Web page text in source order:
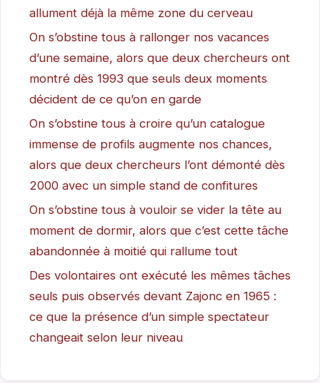
allument déjà la même zone du cerveau
On s’obstine tous à rallonger nos vacances
d’une semaine, alors que deux chercheurs ont
montré dès 1993 que seuls deux moments
décident de ce qu’on en garde
On s’obstine tous à croire qu’un catalogue
immense de profils augmente nos chances,
alors que deux chercheurs l’ont démonté dès
2000 avec un simple stand de confitures
On s’obstine tous à vouloir se vider la tête au
moment de dormir, alors que c’est cette tâche
abandonnée à moitié qui rallume tout
Des volontaires ont exécuté les mêmes tâches
seuls puis observés devant Zajonc en 1965 :
ce que la présence d’un simple spectateur
changeait selon leur niveau